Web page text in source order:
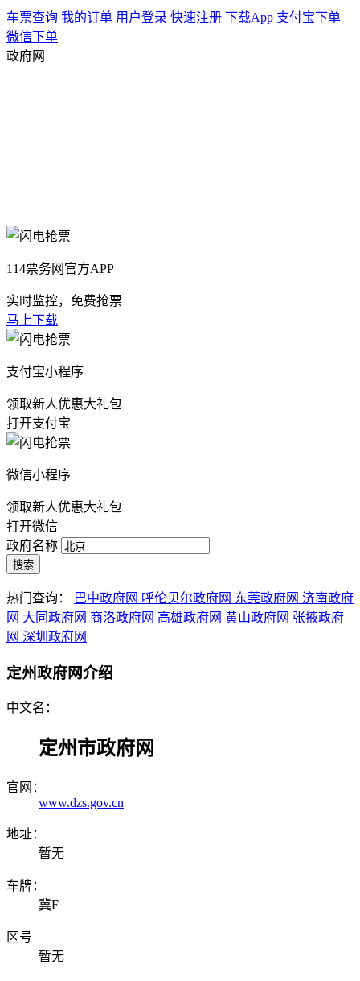
车票查询 我的订单 用户登录 快速注册 下载App 支付宝下单
微信下单
政府网
114票务网官方APP
实时监控，免费抢票
马上下载
支付宝小程序
领取新人优惠大礼包
打开支付宝
微信小程序
领取新人优惠大礼包
打开微信
政府名称
搜索
热门查询： 巴中政府网 呼伦贝尔政府网 东莞政府网 济南政府
网 大同政府网 商洛政府网 高雄政府网 黄山政府网 张掖政府
网 深圳政府网
定州政府网介绍
中文名：
定州市政府网
官网：
www.dzs.gov.cn
地址：
暂无
车牌：
冀F
区号
暂无